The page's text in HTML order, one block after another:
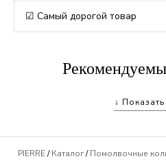
☑ Самый дорогой товар
Кольца с
Кольца с
↓
PIERRE/Каталог/Помолвочные